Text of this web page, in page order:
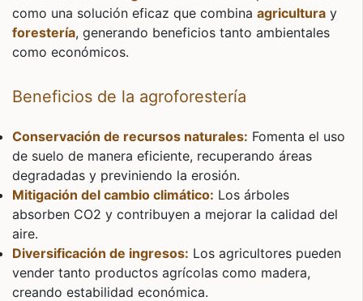
como una solución eficaz que combina agricultura y
forestería, generando beneficios tanto ambientales
como económicos.
Beneficios de la agroforestería
Conservación de recursos naturales: Fomenta el uso
de suelo de manera eficiente, recuperando áreas
degradadas y previniendo la erosión.
Mitigación del cambio climático: Los árboles
absorben CO2 y contribuyen a mejorar la calidad del
aire.
Diversificación de ingresos: Los agricultores pueden
vender tanto productos agrícolas como madera,
creando estabilidad económica.